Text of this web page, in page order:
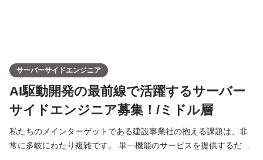
サーバーサイドエンジニア
AI駆動開発の最前線で活躍するサーバー
サイドエンジニア募集！/ミドル層
私たちのメインターゲットである建設事業社の抱える課題は、非
常に多岐にわたり複雑です。 単一機能のサービスを提供するだけ